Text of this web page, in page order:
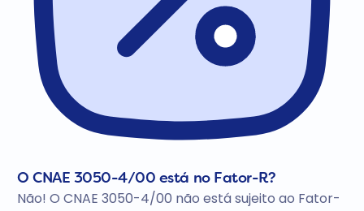
O CNAE 3050-4/00 está no Fator-R?
Não! O CNAE 3050-4/00 não está sujeito ao Fator-